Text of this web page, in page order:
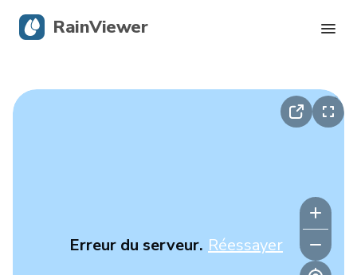
Erreur du serveur. Réessayer
RainViewer